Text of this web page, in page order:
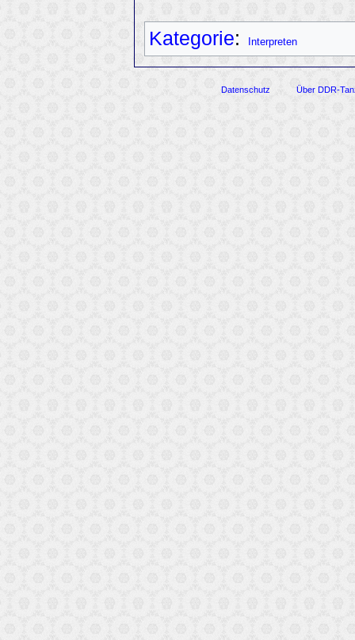
Kategorie: Interpreten
Datenschutz Über DDR-